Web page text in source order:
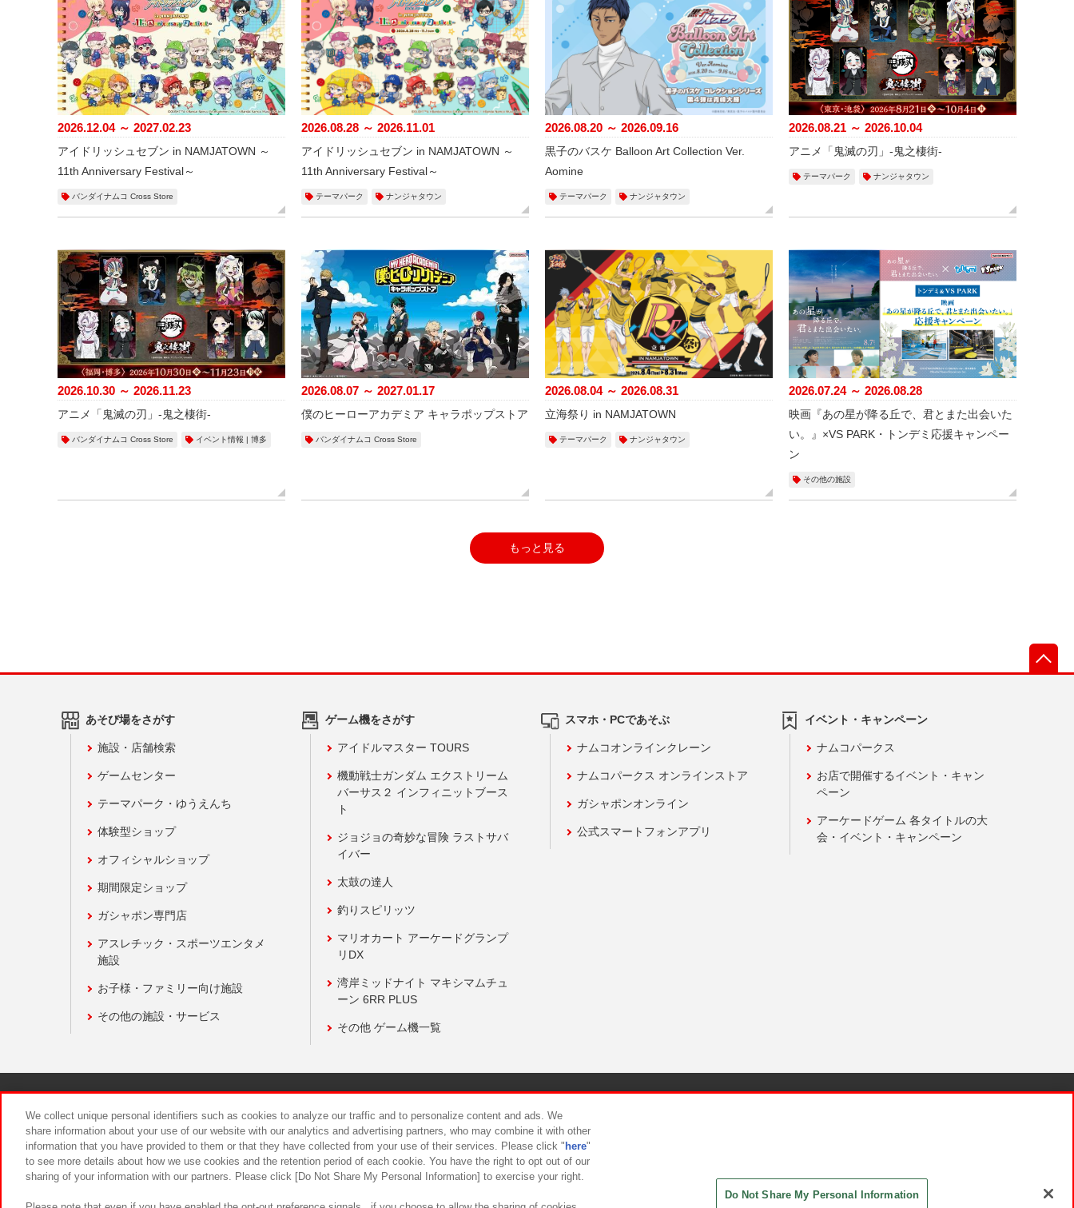
2026.12.04 ～ 2027.02.23
アイドリッシュセブン in NAMJATOWN ～
11th Anniversary Festival～
バンダイナムコ Cross Store
2026.08.28 ～ 2026.11.01
アイドリッシュセブン in NAMJATOWN ～
11th Anniversary Festival～
テーマパーク ナンジャタウン
2026.08.20 ～ 2026.09.16
黒子のバスケ Balloon Art Collection Ver.
Aomine
テーマパーク ナンジャタウン
2026.08.21 ～ 2026.10.04
アニメ「鬼滅の刃」-鬼之棲街-
テーマパーク ナンジャタウン
2026.10.30 ～ 2026.11.23
アニメ「鬼滅の刃」-鬼之棲街-
バンダイナムコ Cross Store イベント情報 | 博多
2026.08.07 ～ 2027.01.17
僕のヒーローアカデミア キャラポップストア
バンダイナムコ Cross Store
2026.08.04 ～ 2026.08.31
立海祭り in NAMJATOWN
テーマパーク ナンジャタウン
2026.07.24 ～ 2026.08.28
映画『あの星が降る丘で、君とまた出会いた
い。』×VS PARK・トンデミ応援キャンペー
ン
その他の施設
もっと見る
あそび場をさがす
施設・店舗検索
ゲームセンター
テーマパーク・ゆうえんち
体験型ショップ
オフィシャルショップ
期間限定ショップ
ガシャポン専門店
アスレチック・スポーツエンタメ
施設
お子様・ファミリー向け施設
その他の施設・サービス
ゲーム機をさがす
アイドルマスター TOURS
機動戦士ガンダム エクストリーム
バーサス２ インフィニットブース
ト
ジョジョの奇妙な冒険 ラストサバ
イバー
太鼓の達人
釣りスピリッツ
マリオカート アーケードグランプ
リDX
湾岸ミッドナイト マキシマムチュ
ーン 6RR PLUS
その他 ゲーム機一覧
スマホ・PCであそぶ
ナムコオンラインクレーン
ナムコパークス オンラインストア
ガシャポンオンライン
公式スマートフォンアプリ
イベント・キャンペーン
ナムコパークス
お店で開催するイベント・キャン
ペーン
アーケードゲーム 各タイトルの大
会・イベント・キャンペーン
食品のご提供について カスタマーハラスメント対応方針
We collect unique personal identifiers such as cookies to analyze our traffic and to personalize content and ads. We
share information about your use of our website with our analytics and advertising partners, who may combine it with other
information that you have provided to them or that they have collected from your use of their services. Please click " here"
to see more details about how we use cookies and the retention period of each cookie. You have the right to opt out of our
sharing of your information with our partners. Please click [Do Not Share My Personal Information] to exercise your right.
Do Not Share My Personal Information